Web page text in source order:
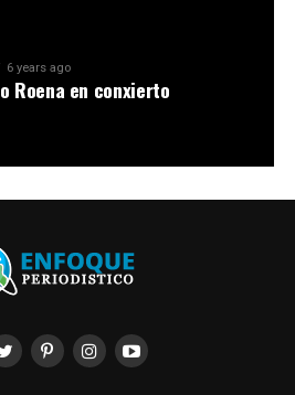
6 years ago
Roena en conxierto